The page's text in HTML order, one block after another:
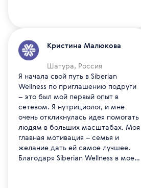
планеты. Благодарю нашу
Компанию за это сообщество
счастливых и успешных людей!
Кристина Малюкова
Шатура, Россия
Я начала свой путь в Siberian
Wellness по приглашению подруги
– это был мой первый опыт в
сетевом. Я нутрициолог, и мне
очень откликнулась идея помогать
людям в больших масштабах. Моя
главная мотивация – семья и
желание дать ей самое лучшее.
Благодаря Siberian Wellness в моей